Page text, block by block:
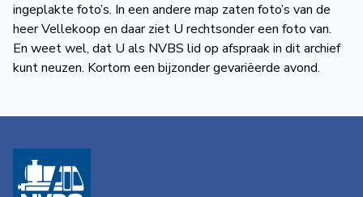
ingeplakte foto’s. In een andere map zaten foto’s van de
heer Vellekoop en daar ziet U rechtsonder een foto van.
En weet wel, dat U als NVBS lid op afspraak in dit archief
kunt neuzen. Kortom een bijzonder gevariëerde avond.